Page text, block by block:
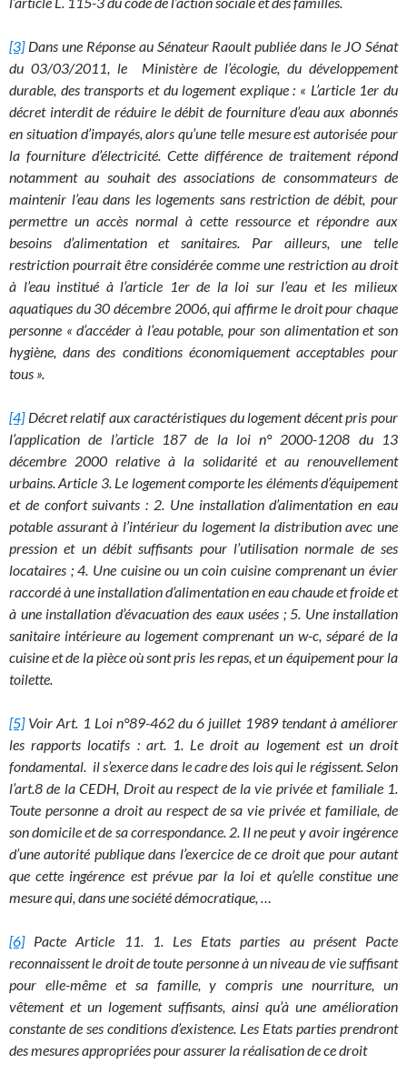
[3]Dans une Réponse au Sénateur Raoult publiée dans le JO Sénat
du 03/03/2011, le Ministère de l’écologie, du développement
durable, des transports et du logement explique : « L’article 1er du
décret interdit de réduire le débit de fourniture d’eau aux abonnés
en situation d’impayés, alors qu’une telle mesure est autorisée pour
la fourniture d’électricité. Cette différence de traitement répond
notamment au souhait des associations de consommateurs de
maintenir l’eau dans les logements sans restriction de débit, pour
permettre un accès normal à cette ressource et répondre aux
besoins d’alimentation et sanitaires. Par ailleurs, une telle
restriction pourrait être considérée comme une restriction au droit
à l’eau institué à l’article 1er de la loi sur l’eau et les milieux
aquatiques du 30 décembre 2006, qui affirme le droit pour chaque
personne « d’accéder à l’eau potable, pour son alimentation et son
hygiène, dans des conditions économiquement acceptables pour
tous ».
[4]Décret relatif aux caractéristiques du logement décent pris pour
l’application de l’article 187 de la loi n° 2000-1208 du 13
décembre 2000 relative à la solidarité et au renouvellement
urbains. Article 3. Le logement comporte les éléments d’équipement
et de confort suivants : 2. Une installation d’alimentation en eau
potable assurant à l’intérieur du logement la distribution avec une
pression et un débit suffisants pour l’utilisation normale de ses
locataires ; 4. Une cuisine ou un coin cuisine comprenant un évier
raccordé à une installation d’alimentation en eau chaude et froide et
à une installation d’évacuation des eaux usées ; 5. Une installation
sanitaire intérieure au logement comprenant un w-c, séparé de la
cuisine et de la pièce où sont pris les repas, et un équipement pour la
toilette.
[5]Voir Art. 1 Loi n°89-462 du 6 juillet 1989 tendant à améliorer
les rapports locatifs : art. 1. Le droit au logement est un droit
fondamental. il s’exerce dans le cadre des lois qui le régissent. Selon
l’art.8 de la CEDH, Droit au respect de la vie privée et familiale 1.
Toute personne a droit au respect de sa vie privée et familiale, de
son domicile et de sa correspondance. 2. Il ne peut y avoir ingérence
d’une autorité publique dans l’exercice de ce droit que pour autant
que cette ingérence est prévue par la loi et qu’elle constitue une
mesure qui, dans une société démocratique, …
[6]Pacte Article 11. 1. Les Etats parties au présent Pacte
reconnaissent le droit de toute personne à un niveau de vie suffisant
pour elle-même et sa famille, y compris une nourriture, un
vêtement et un logement suffisants, ainsi qu’à une amélioration
constante de ses conditions d’existence. Les Etats parties prendront
des mesures appropriées pour assurer la réalisation de ce droit